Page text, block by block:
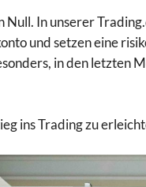
Null. In unserer
und setzen eine
in den letzten
ins Trading zu